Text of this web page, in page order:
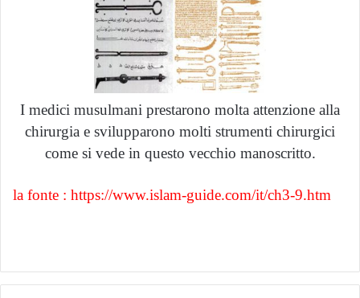
I medici musulmani prestarono molta attenzione alla
chirurgia e svilupparono molti strumenti chirurgici
come si vede in questo vecchio manoscritto.
la fonte : https://www.islam-guide.com/it/ch3-9.htm